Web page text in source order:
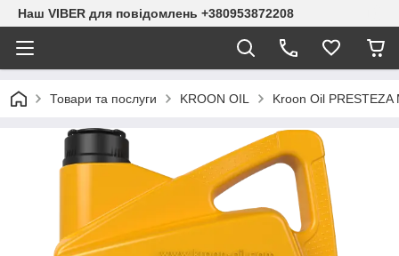
Наш VIBER для повідомлень +380953872208
Товари та послуги KROON OIL Kroon Oil